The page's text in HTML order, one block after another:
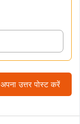
अपना उत्तर पोस्ट करें